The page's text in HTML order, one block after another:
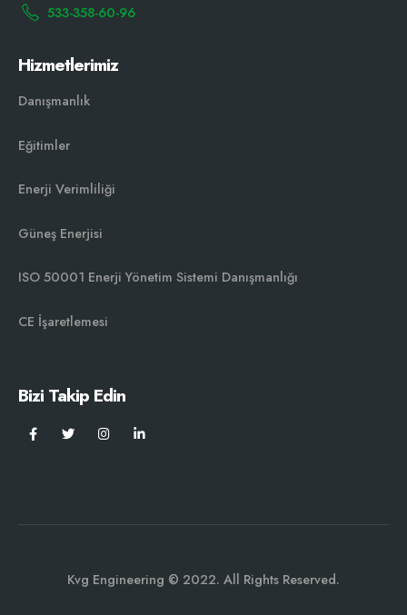
533-358-60-96
Hizmetlerimiz
Danışmanlık
Eğitimler
Enerji Verimliliği
Güneş Enerjisi
ISO 50001 Enerji Yönetim Sistemi Danışmanlığı￼
CE İşaretlemesi
Bizi Takip Edin
Kvg Engineering © 2022. All Rights Reserved.